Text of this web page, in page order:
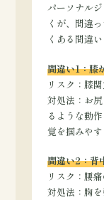
パーソナル
くが、間違
くある間違
間違い1：膝
リスク：膝
対処法： お
るような動
覚を掴みやす
間違い2：背
リスク：腰
対処法：胸